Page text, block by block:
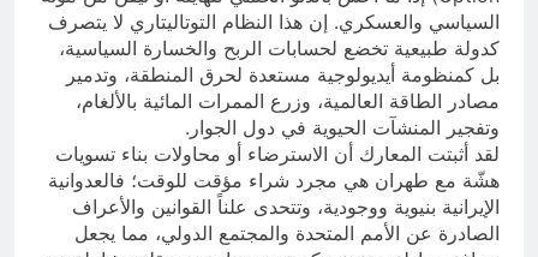
السياسي والعسكري. إن هذا النظام التوتاليتاري لا يتصرف
كدولة طبيعية تخضع لحسابات الربح والخسارة السياسية،
بل كمنظومة أيديولوجية مستعدة لحرق المنطقة، وتدمير
مصادر الطاقة العالمية، وزرع الممرات المائية بالألغام،
وتفجير المنشآت الحيوية في دول الجوار.
لقد أثبتت المعارك أن الاسترضاء أو محاولات بناء تسويات
هشّة مع طهران هي مجرد شراء مؤقت للوقت؛ فالعدوانية
الإيرانية بنيوية ووجودية، وتتحدى علناً القوانين والأعراف
الصادرة عن الأمم المتحدة والمجتمع الدولي، مما يجعل